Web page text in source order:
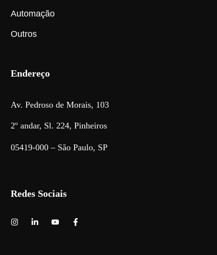
Automação
Outros
Endereço
Av. Pedroso de Morais, 103
2º andar, Sl. 224, Pinheiros
05419-000 – São Paulo, SP
Redes Sociais